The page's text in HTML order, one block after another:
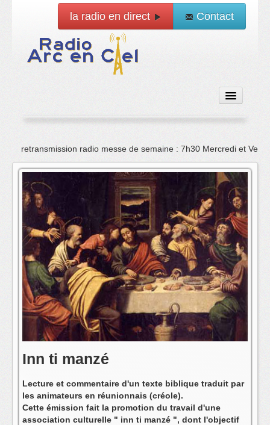
la radio en direct Contact
Accueil
Emissions
News
Vidéo
La radio
L'équipe
retransmission radio messe de semaine : 7h30 Mercredi et
Inn ti manzé
Lecture et commentaire d'un texte biblique traduit par
les animateurs en réunionnais (créole).
Cette émission fait la promotion du travail d'une
association culturelle " inn ti manzé ", dont l'objectif